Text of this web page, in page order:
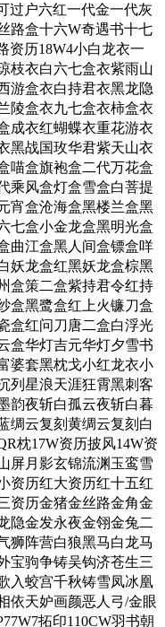
过户六红一代金一代灰
路盒十六W奇遇书十七
资历18W4小白龙衣一
枝衣白六七盒衣紫雨山
游盒衣白持君衣黑龙隐
陵盒衣九七盒衣柿盒衣
成衣红蝴蝶衣重花游衣
黑战国玫华君紫天山衣
喵盒旗袍盒二代万花盒
乘风盒灯盒雪盒白菩提
宵盒沧海盒黑楼兰盒黑
七盒小金龙盒黑明光盒
曲江盒黑人间盒镖盒咩
妖龙盒红黑妖龙盒棕黑
盒策二盒紫持君令红持
盒黑鹭盒红上火镰刀盒
盒红问刀唐二盒白浮光
盒华灯吉元华灯夕雪书
婆套黑枕戈小红龙衣小
列星浪天涯狂霄黑刺客
韵夜斩白孤云夜斩白暮
绸云复刻黄绸云复刻白
枕17W资历披风14W资
屏月影玄锦流渊玉鸾雪
资历红大资历红十五红
资历金猪金丝路金角金
隐金发永夜金翎金兔二
狮阵营白狼黑马白龙马
宝驹争铸吴钩济苍生三
入蛟宫千秋铸雪凤冰凰
依天妒画颜恶人弓/金眼
拓印110CW羽书朝